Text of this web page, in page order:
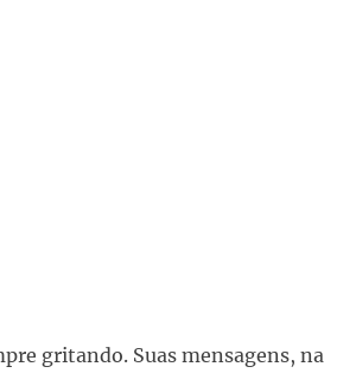
gritando. Suas mensagens, na